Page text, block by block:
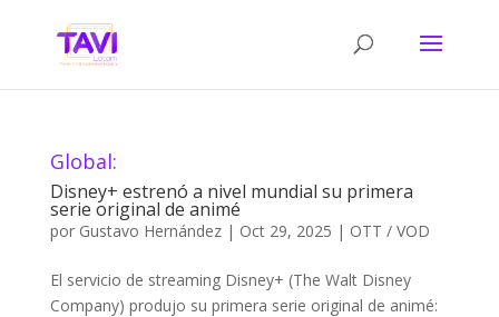
Global:
Disney+ estrenó a nivel mundial su primera
serie original de animé
por Gustavo Hernández| Oct 29, 2025 | OTT / VOD
El servicio de streaming Disney+ (The Walt Disney
Company) produjo su primera serie original de animé: